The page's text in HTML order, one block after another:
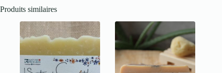
Produits similaires